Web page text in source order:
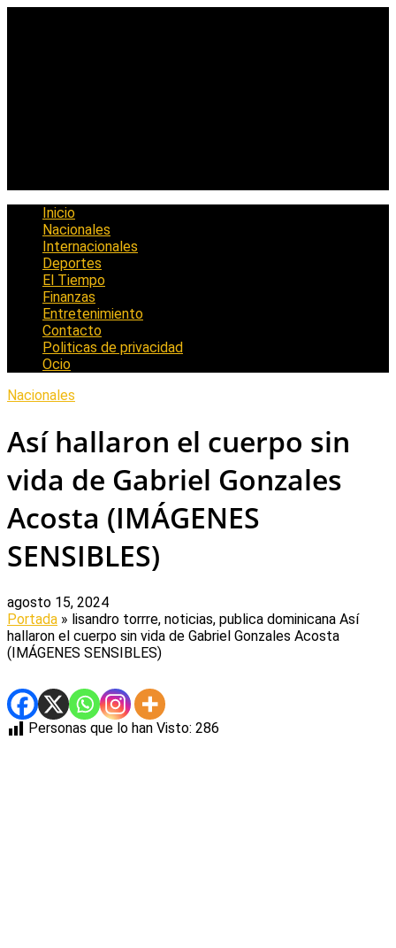
Inicio
Nacionales
Internacionales
Deportes
El Tiempo
Finanzas
Entretenimiento
Contacto
Politicas de privacidad
Ocio
Nacionales
Así hallaron el cuerpo sin
vida de Gabriel Gonzales
Acosta (IMÁGENES
SENSIBLES)
agosto 15, 2024
Portada » lisandro torrre, noticias, publica dominicana Así
hallaron el cuerpo sin vida de Gabriel Gonzales Acosta
(IMÁGENES SENSIBLES)
Personas que lo han Visto: 286